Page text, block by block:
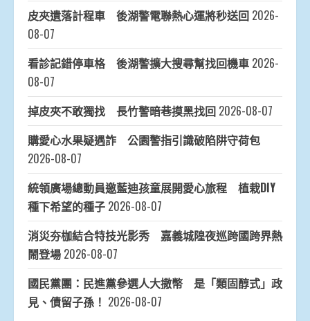
皮夾遺落計程車 後湖警電聯熱心運將秒送回 2026-
08-07
看診記錯停車格 後湖警擴大搜尋幫找回機車 2026-
08-07
掉皮夾不敢獨找 長竹警暗巷摸黑找回 2026-08-07
購愛心水果疑遇詐 公園警指引識破陷阱守荷包
2026-08-07
統領廣場總動員邀藍迪孩童展開愛心旅程 植栽DIY
種下希望的種子 2026-08-07
消災夯枷結合特技光影秀 嘉義城隍夜巡跨國跨界熱
鬧登場 2026-08-07
國民黨團：民進黨參選人大撒幣 是「類固醇式」政
見、債留子孫！ 2026-08-07